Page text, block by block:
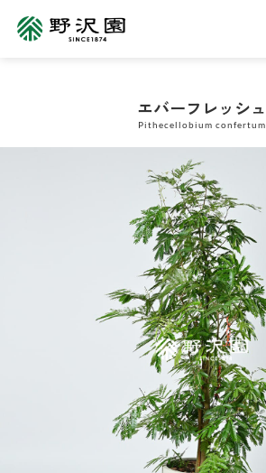
エバーフレッシュ
Pithecellobium confertum